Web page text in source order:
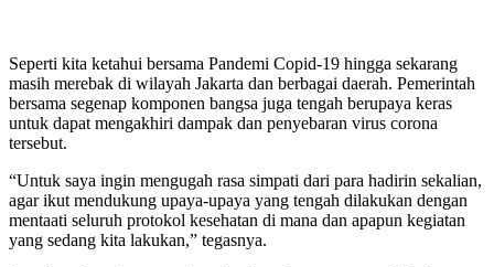
Seperti kita ketahui bersama Pandemi Copid-19 hingga sekarang
masih merebak di wilayah Jakarta dan berbagai daerah. Pemerintah
bersama segenap komponen bangsa juga tengah berupaya keras
untuk dapat mengakhiri dampak dan penyebaran virus corona
tersebut.
“Untuk saya ingin mengugah rasa simpati dari para hadirin sekalian,
agar ikut mendukung upaya-upaya yang tengah dilakukan dengan
mentaati seluruh protokol kesehatan di mana dan apapun kegiatan
yang sedang kita lakukan,” tegasnya.